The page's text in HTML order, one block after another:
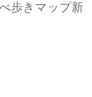
歩きマップ新